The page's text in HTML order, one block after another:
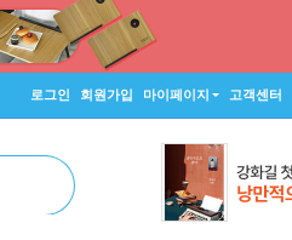
로그인 회원가입 마이페이지 고객센터